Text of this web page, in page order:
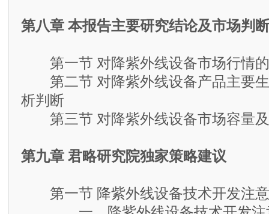
第八章 本报告主要研究结论及市场判断
第一节 对降紫外线设备市场行情的
第二节 对降紫外线设备产品主要生
析判断
第三节 对降紫外线设备市场容量及
第九章 君略研究院独家策略建议
第一节 降紫外线设备技术开发注意